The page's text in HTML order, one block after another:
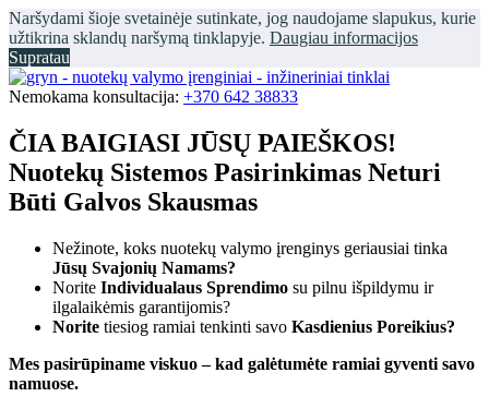
Naršydami šioje svetainėje sutinkate, jog naudojame slapukus, kurie
užtikrina sklandų naršymą tinklapyje. Daugiau informacijos
Supratau
Nemokama konsultacija: +370 642 38833
ČIA BAIGIASI JŪSŲ PAIEŠKOS!
Nuotekų Sistemos Pasirinkimas Neturi
Būti Galvos Skausmas
Nežinote, koks nuotekų valymo įrenginys geriausiai tinka
Jūsų Svajonių Namams?
Norite Individualaus Sprendimo su pilnu išpildymu ir
ilgalaikėmis garantijomis?
Norite tiesiog ramiai tenkinti savo Kasdienius Poreikius?
Mes pasirūpiname viskuo – kad galėtumėte ramiai gyventi savo
namuose.